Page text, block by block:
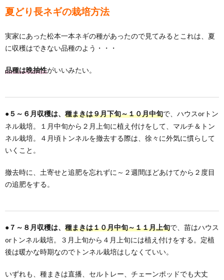
夏どり長ネギの栽培方法
実家にあった松本一本ネギの種があったので見てみるとこれは、夏
に収穫はできない品種のよう・・・
品種は晩抽性がいいみたい。
● ５～６月収穫は、 種まきは９月下旬～１０月中旬で、ハウスorトン
ネル栽培。１月中旬から２月上旬に植え付けをして、マルチ＆トン
ネル栽培。４月頃トンネルを撤去する際は、徐々に外気に慣らして
いくこと。
撤去時に、土寄せと追肥を忘れずに～２週間ほどあけてから２度目
の追肥をする。
● ７～８月収穫は、 種まきは１０月中旬～１１月上旬で、苗はハウス
orトンネル栽培。３月上旬から４月上旬には植え付けをする。定植
後は暖かな時期なのでトンネル栽培はしなくていい。
いずれも、種まきは直播、セルトレー、チェーンポッドでも大丈